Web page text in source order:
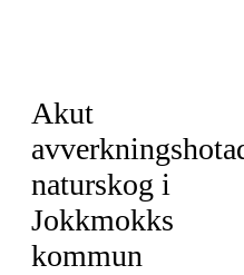
Akut
naturskog i
Jokkmokks
kommun